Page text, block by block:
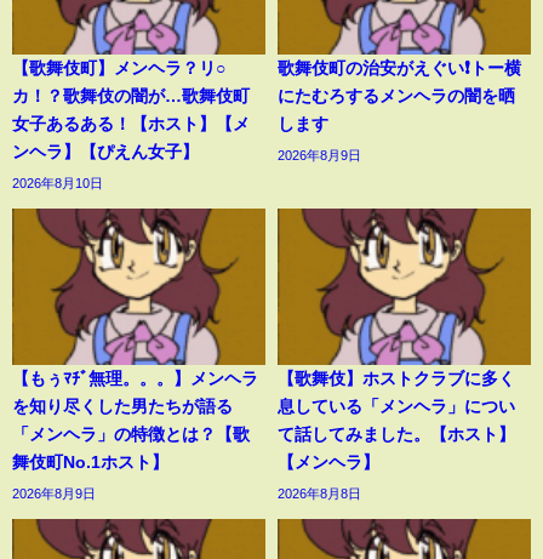
【歌舞伎町】メンヘラ？リ○
カ！？歌舞伎の闇が…歌舞伎町
女子あるある！【ホスト】【メ
ンヘラ】【ぴえん女子】
2026年8月10日
歌舞伎町の治安がえぐい❗️トー横
にたむろするメンヘラの闇を晒
します
2026年8月9日
【もぅﾏﾁﾞ無理。。。】メンヘラ
を知り尽くした男たちが語る
「メンヘラ」の特徴とは？【歌
舞伎町No.1ホスト】
2026年8月9日
【歌舞伎】ホストクラブに多く
息している「メンヘラ」につい
て話してみました。【ホスト】
【メンヘラ】
2026年8月8日